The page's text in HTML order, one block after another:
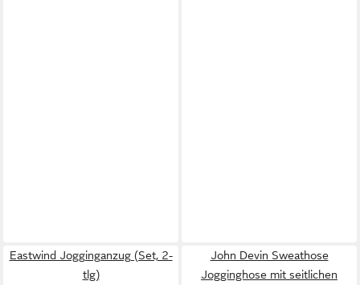
Eastwind Jogginganzug (Set, 2-
tlg)
John Devin Sweathose
Jogginghose mit seitlichen